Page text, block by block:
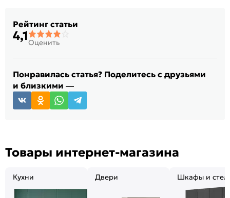
Рейтинг статьи
4,1Оценить
Понравилась статья? Поделитесь с друзьями
и близкими —
Товары интернет-магазина
Кухни Двери Шкафы и